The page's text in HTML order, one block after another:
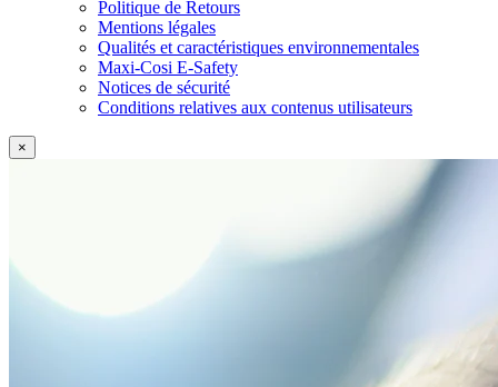
Politique de Retours
Mentions légales
Qualités et caractéristiques environnementales
Maxi-Cosi E-Safety
Notices de sécurité
Conditions relatives aux contenus utilisateurs
×